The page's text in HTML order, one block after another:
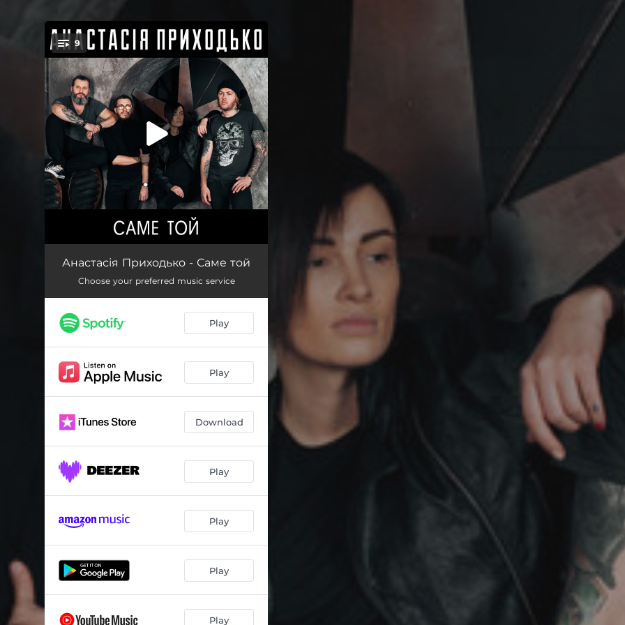
You're all set!
9
Саме той 03:50
Тримай 04:13
Луна 03:10
Вимагаю змін
Крила 03:11
Вільний птах 03:54
Алло 02:38
Анастасія Приходько - Саме той
Choose your preferred music service
Play
Play
Download
Play
Play
Play
Play